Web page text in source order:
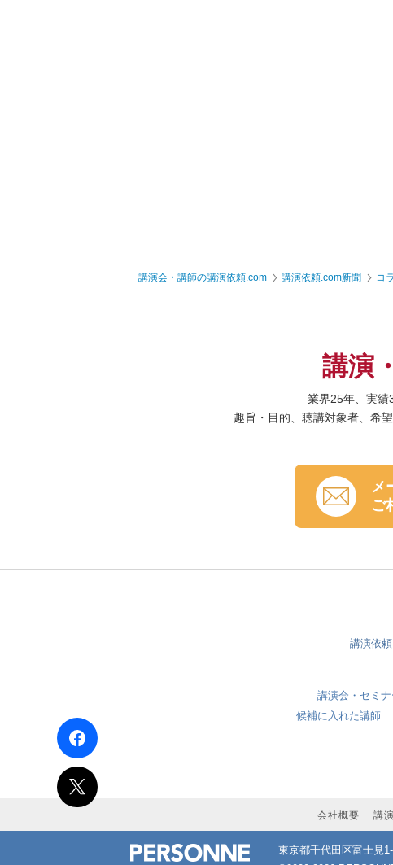
講演会・講師の講演依頼.com 講演依頼.com新聞 コ
講演
業界25年、実績
趣旨・目的、聴講対象者、希
メ
ご
講演依
講演会・セミ
候補に入れた講師
会社概要 講
東京都千代田区富士見